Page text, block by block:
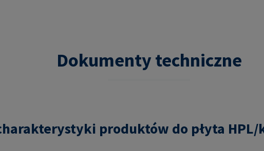
Dokumenty techniczne
produktów do płyta